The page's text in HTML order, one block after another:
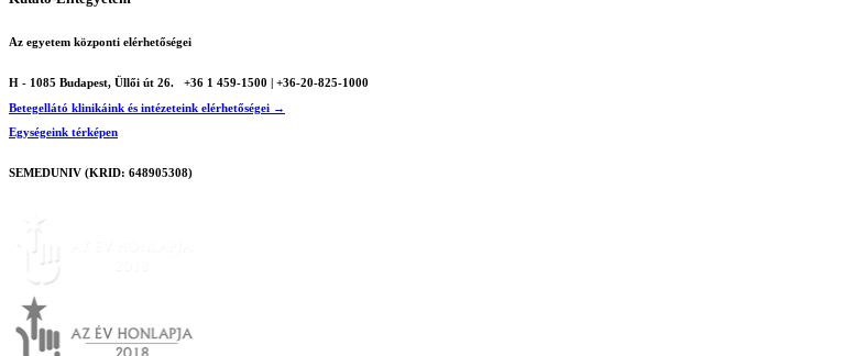
Az egyetem központi elérhetőségei
H - 1085 Budapest, Üllői út 26.
+36 1 459-1500 | +36-20-825-1000
Betegellátó klinikáink és intézeteink elérhetőségei →
Egységeink térképen
SEMEDUNIV (KRID: 648905308)